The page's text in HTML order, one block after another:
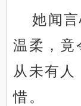
她闻
温柔，竟
从未有人
惜。